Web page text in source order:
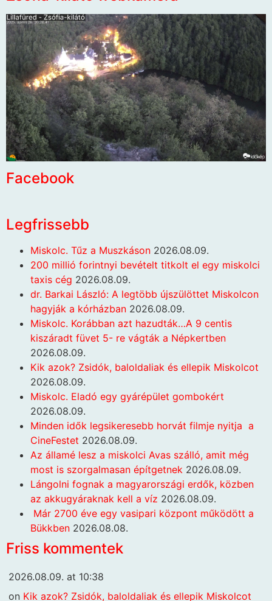
Facebook
Legfrissebb
Miskolc. Tűz a Muszkáson 2026.08.09.
200 millió forintnyi bevételt titkolt el egy miskolci
taxis cég 2026.08.09.
dr. Barkai László: A legtöbb újszülöttet Miskolcon
hagyják a kórházban 2026.08.09.
Miskolc. Korábban azt hazudták…A 9 centis
kiszáradt füvet 5- re vágták a Népkertben
2026.08.09.
Kik azok? Zsidók, baloldaliak és ellepik Miskolcot
2026.08.09.
Miskolc. Eladó egy gyárépület gombokért
2026.08.09.
Minden idők legsikeresebb horvát filmje nyitja a
CineFestet 2026.08.09.
Az államé lesz a miskolci Avas szálló, amit még
most is szorgalmasan építgetnek 2026.08.09.
Lángolni fognak a magyarországi erdők, közben
az akkugyáraknak kell a víz 2026.08.09.
Már 2700 éve egy vasipari központ működött a
Bükkben 2026.08.08.
Friss kommentek
2026.08.09. at 10:38
on Kik azok? Zsidók, baloldaliak és ellepik Miskolcot